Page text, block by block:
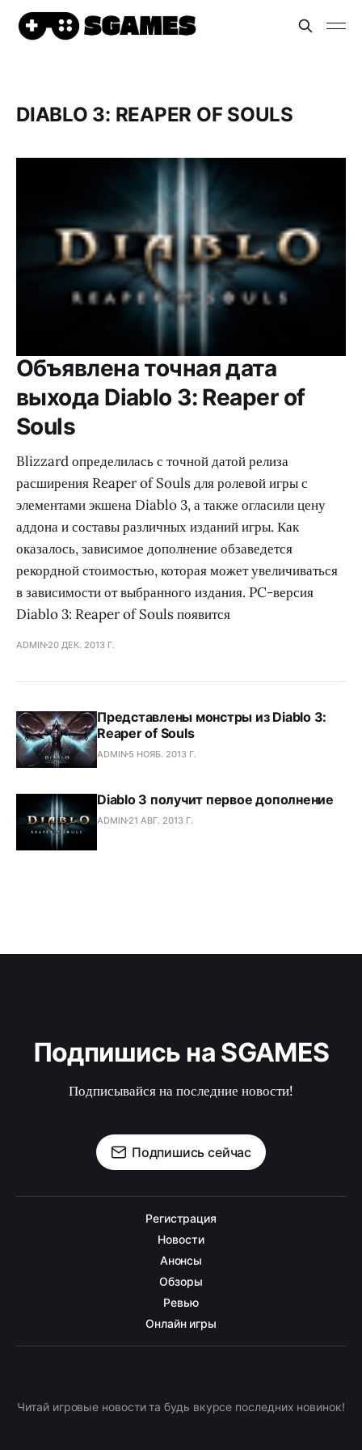
DIABLO 3: REAPER OF SOULS
Объявлена точная дата
выхода Diablo 3: Reaper of
Souls
Blizzard определилась с точной датой релиза
расширения Reaper of Souls для ролевой игры с
элементами экшена Diablo 3, а также огласили цену
аддона и составы различных изданий игры. Как
оказалось, зависимое дополнение обзаведется
рекордной стоимостью, которая может увеличиваться
в зависимости от выбранного издания. PC-версия
Diablo 3: Reaper of Souls появится
ADMIN 20 ДЕК. 2013 Г.
Представлены монстры из Diablo 3:
Reaper of Souls
ADMIN 5 НОЯБ. 2013 Г.
Diablo 3 получит первое дополнение
ADMIN 21 АВГ. 2013 Г.
Подпишись на SGAMES
Подписывайся на последние новости!
Подпишись сейчас
Регистрация
Новости
Анонсы
Обзоры
Ревью
Онлайн игры
Читай игровые новости та будь вкурсе последних новинок!